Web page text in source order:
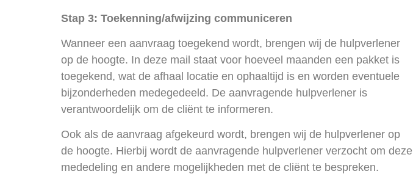
Stap 3: Toekenning/afwijzing communiceren
Wanneer een aanvraag toegekend wordt, brengen wij de hulpverlener
op de hoogte. In deze mail staat voor hoeveel maanden een pakket is
toegekend, wat de afhaal locatie en ophaaltijd is en worden eventuele
bijzonderheden medegedeeld. De aanvragende hulpverlener is
verantwoordelijk om de cliënt te informeren.
Ook als de aanvraag afgekeurd wordt, brengen wij de hulpverlener op
de hoogte. Hierbij wordt de aanvragende hulpverlener verzocht om deze
mededeling en andere mogelijkheden met de cliënt te bespreken.